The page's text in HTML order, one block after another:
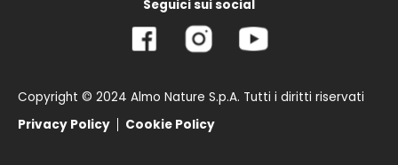
Seguici sui social
Copyright © 2024 Almo Nature S.p.A. Tutti i diritti riservati
Privacy Policy
Cookie Policy